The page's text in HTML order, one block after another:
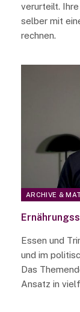
verurteilt.
selber mit
rechnen.
ARCHIVE &
Essen und
und im
Das
Ansatz in